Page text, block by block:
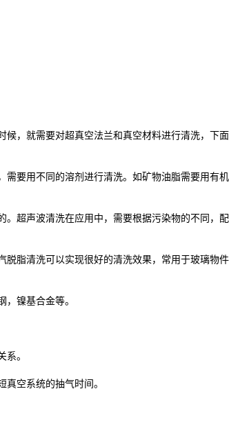
，就需要对超真空法兰和真空材料进行清洗，下面
要用不同的溶剂进行清洗。如矿物油脂需要用有机
超声波清洗在应用中，需要根据污染物的不同，配
脂清洗可以实现很好的清洗效果，常用于玻璃物件
镍基合金等。
系。
空系统的抽气时间。